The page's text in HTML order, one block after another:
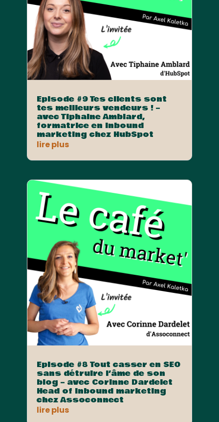
Episode #9 Tes clients sont
tes meilleurs vendeurs ! –
avec Tiphaine Amblard,
formatrice en Inbound
marketing chez HubSpot
lire plus
Episode #8 Tout casser en SEO
sans détruire l’âme de son
blog – avec Corinne Dardelet
Head of Inbound marketing
chez Assoconnect
lire plus